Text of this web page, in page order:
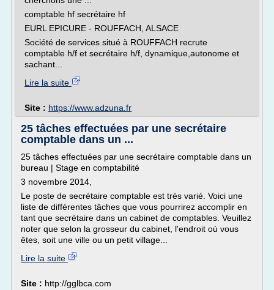
comptable hf secrétaire hf
EURL EPICURE - ROUFFACH, ALSACE
Société de services situé à ROUFFACH recrute
comptable h/f et secrétaire h/f, dynamique,autonome et
sachant...
Lire la suite
Site : https://www.adzuna.fr
25 tâches effectuées par une secrétaire
comptable dans un ...
25 tâches effectuées par une secrétaire comptable dans un
bureau | Stage en comptabilité
3 novembre 2014,
Le poste de secrétaire comptable est très varié. Voici une
liste de différentes tâches que vous pourrirez accomplir en
tant que secrétaire dans un cabinet de comptables. Veuillez
noter que selon la grosseur du cabinet, l'endroit où vous
êtes, soit une ville ou un petit village...
Lire la suite
Site : http://gglbca.com